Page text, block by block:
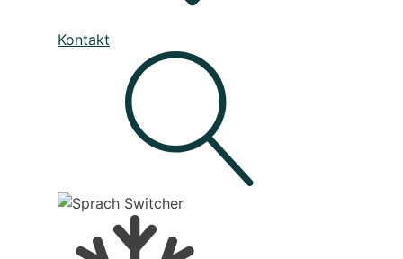
Organisiere deine Aufträge in Überischtlichen
Projekten
Unser Service
Den besten Service für Ihre Business-Software, die deine
Prozesse verbessert
Live - System Status
Kontakt